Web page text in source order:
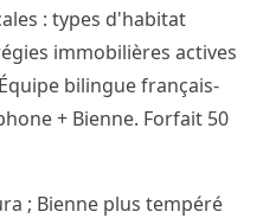
: types d'habitat
immobilières actives
bilingue français-
+ Bienne. Forfait 50
; Bienne plus tempéré